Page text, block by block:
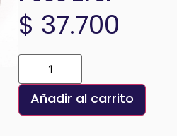
$ 37.700
Añadir al carrito